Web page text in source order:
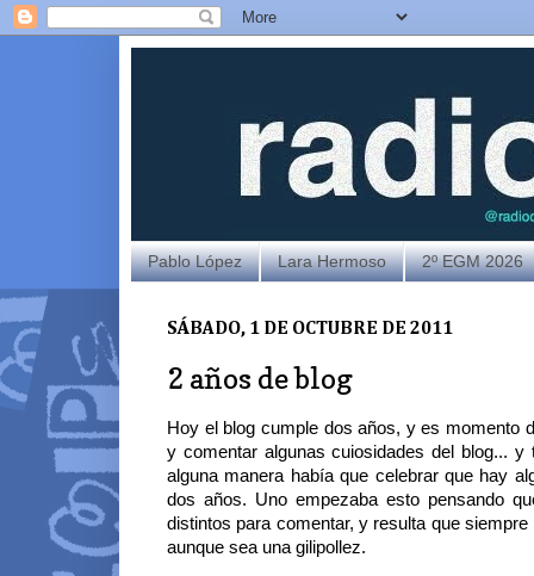
Pablo López Lara Hermoso 2º EGM 2026
SÁBADO, 1 DE OCTUBRE DE 2011
2 años de blog
Hoy el blog cumple dos años, y es momento
y comentar algunas cuiosidades del blog...
alguna manera había que celebrar que hay
dos años. Uno empezaba esto pensando
distintos para comentar, y resulta que
aunque sea una gilipollez.